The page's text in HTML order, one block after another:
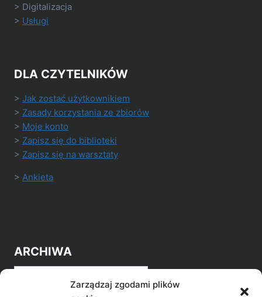
Zarządzaj zgodami plików
> Digitalizacja
> Usługi
DLA CZYTELNIKÓW
> Jak zostać użytkownikiem
> Zasady korzystania ze zbiorów
> Moje konto
> Zapisz się do biblioteki
> Zapisz się na warsztaty
> Ankieta
ARCHIWA
Archiwa